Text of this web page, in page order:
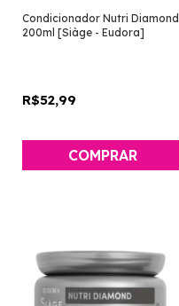
Condicionador Nutri Diamond
200ml [Siàge - Eudora]
R$52,99